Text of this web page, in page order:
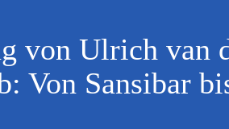
von Ulrich van
Von Sansibar